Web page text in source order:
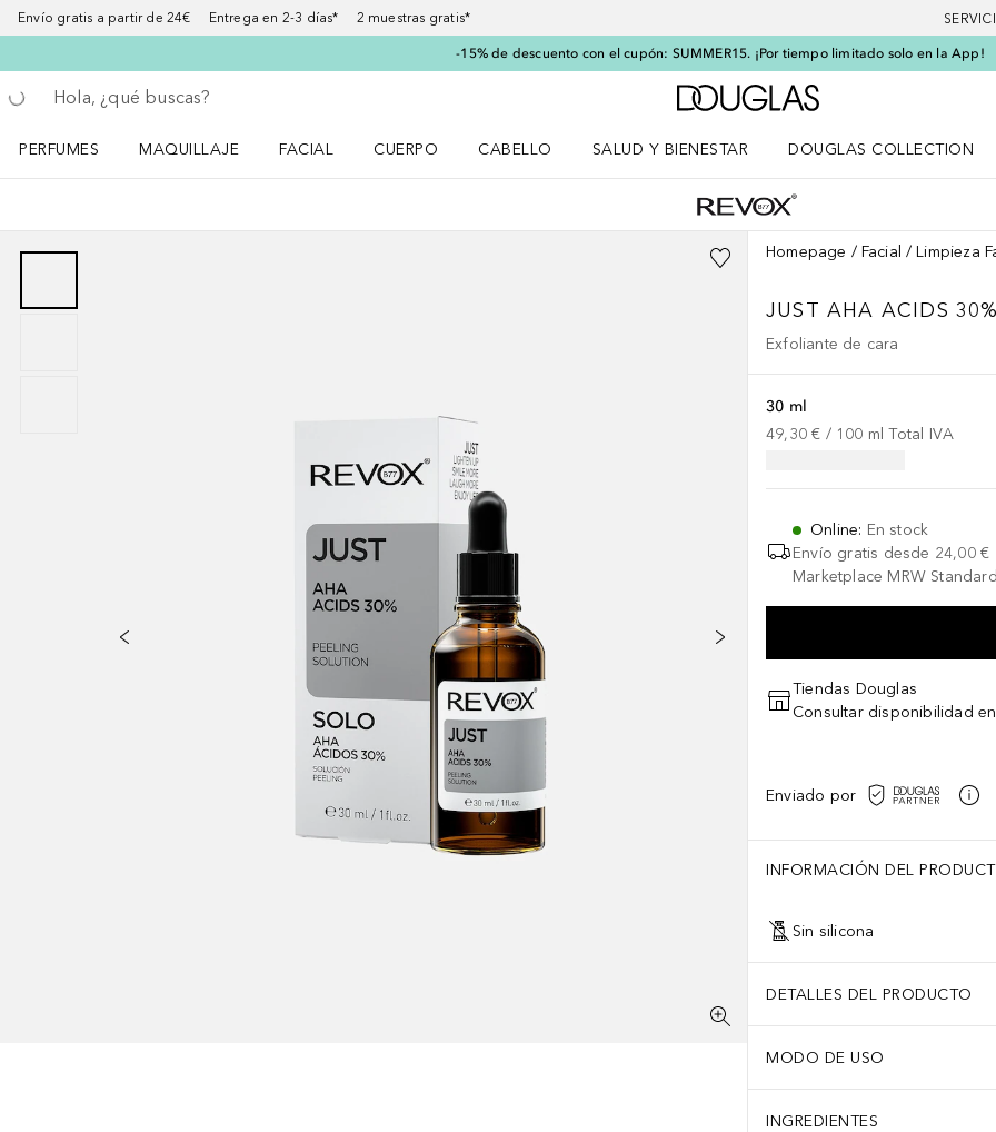
Envío gratis a partir de 24€ Entrega en 2-3 días* 2 muestras gratis*
-15% de descuento con el cupón: SUMMER15. ¡Por tiempo limitado solo en la App!
Regresar
Ejecutar búsqueda
A Douglas Home
PERFUMES
MAQUILLAJE
FACIAL
CUERPO
CABELLO
SALUD Y BIENESTAR
DOUGLAS COLLECTION
Homepage Facial Limpieza
JUST AHA ACIDS 30%
Exfoliante de cara
30 ml
49,30 € / 100 ml Total IVA
Online: En stock
Envío gratis desde 24,00 €
Marketplace MRW
Tiendas Douglas
Consultar disponibilidad
Enviado por
INFORMACIÓN DEL
Sin silicona
DETALLES DEL PRODUCTO
MODO DE USO
INGREDIENTES